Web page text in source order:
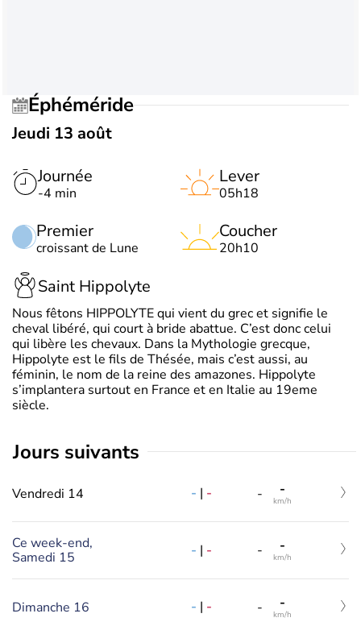
Éphéméride
Jeudi 13 août
Journée
-4 min
Premier
croissant de Lune
Lever
05h18
Coucher
20h10
Saint Hippolyte
Nous fêtons HIPPOLYTE qui vient du grec et signifie le
cheval libéré, qui court à bride abattue. C’est donc celui
qui libère les chevaux. Dans la Mythologie grecque,
Hippolyte est le fils de Thésée, mais c’est aussi, au
féminin, le nom de la reine des amazones. Hippolyte
s’implantera surtout en France et en Italie au 19eme
siècle.
jours suivants
Vendredi 14 - | - - -
km/h
Ce week-end,
Samedi 15
- | - - -
km/h
Dimanche 16 - | - - -
km/h